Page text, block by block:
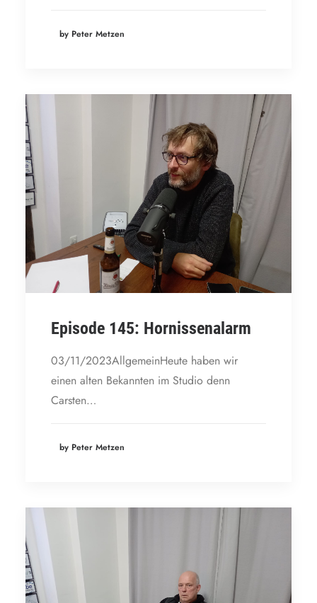
by Peter Metzen
Episode 145: Hornissenalarm
03/11/2023AllgemeinHeute haben wir
einen alten Bekannten im Studio denn
Carsten…
by Peter Metzen